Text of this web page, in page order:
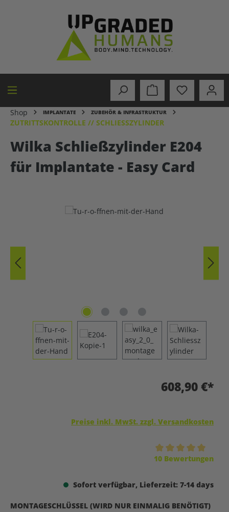
Shop IMPLANTATE ZUBEHÖR & INFRASTRUKTUR
ZUTRITTSKONTROLLE // SCHLIESSZYLINDER
Wilka Schließzylinder E204
für Implantate - Easy Card
Bildergalerie überspringen
608,90 €*
Preise inkl. MwSt. zzgl. Versandkosten
Durchschnittliche Bewertung von 5 von 5 Sternen
10 Bewertungen
Sofort verfügbar, Lieferzeit: 7-14 days
MONTAGESCHLÜSSEL (WIRD NUR EINMALIG BENÖTIGT)